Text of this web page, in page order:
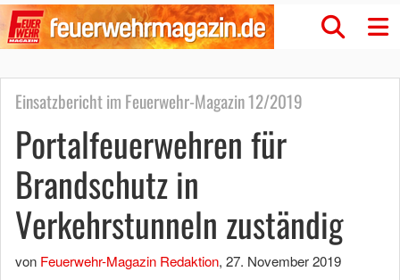
Einsatzbericht im Feuerwehr-Magazin 12/2019
Portalfeuerwehren für
Brandschutz in
Verkehrstunneln zuständig
von Feuerwehr-Magazin Redaktion, 27. November 2019